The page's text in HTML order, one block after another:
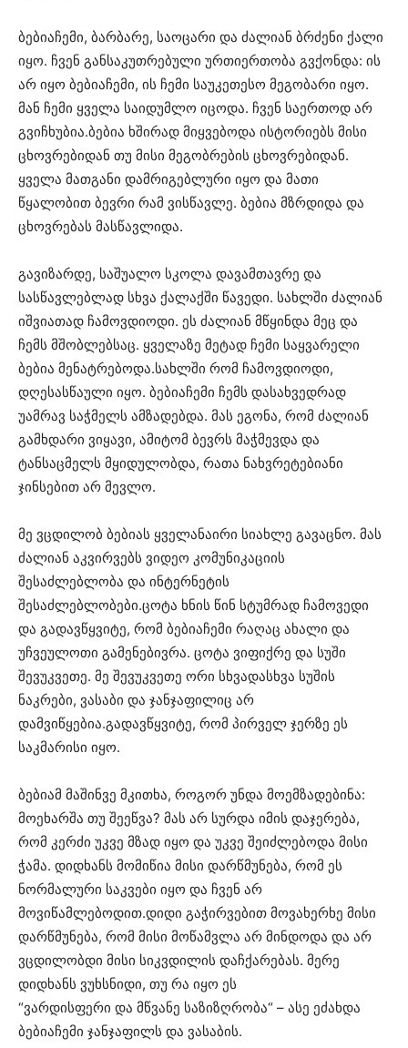
ბებიაჩემი, ბარბარე, საოცარი და ძალიან ბრძენი ქალი
იყო. ჩვენ განსაკუთრებული ურთიერთობა გვქონდა: ის
არ იყო ბებიაჩემი, ის ჩემი საუკეთესო მეგობარი იყო.
მან ჩემი ყველა საიდუმლო იცოდა. ჩვენ საერთოდ არ
გვიჩხუბია.ბებია ხშირად მიყვებოდა ისტორიებს მისი
ცხოვრებიდან თუ მისი მეგობრების ცხოვრებიდან.
ყველა მათგანი დამრიგებლური იყო და მათი
წყალობით ბევრი რამ ვისწავლე. ბებია მზრდიდა და
ცხოვრებას მასწავლიდა.
გავიზარდე, საშუალო სკოლა დავამთავრე და
სასწავლებლად სხვა ქალაქში წავედი. სახლში ძალიან
იშვიათად ჩამოვდიოდი. ეს ძალიან მწყინდა მეც და
ჩემს მშობლებსაც. ყველაზე მეტად ჩემი საყვარელი
ბებია მენატრებოდა.სახლში რომ ჩამოვდიოდი,
დღესასწაული იყო. ბებიაჩემი ჩემს დასახვედრად
უამრავ საჭმელს ამზადებდა. მას ეგონა, რომ ძალიან
გამხდარი ვიყავი, ამიტომ ბევრს მაჭმევდა და
ტანსაცმელს მყიდულობდა, რათა ნახვრეტებიანი
ჯინსებით არ მევლო.
მე ვცდილობ ბებიას ყველანაირი სიახლე გავაცნო. მას
ძალიან აკვირვებს ვიდეო კომუნიკაციის
შესაძლებლობა და ინტერნეტის
შესაძლებლობები.ცოტა ხნის წინ სტუმრად ჩამოვედი
და გადავწყვიტე, რომ ბებიაჩემი რაღაც ახალი და
უჩვეულოთი გამენებივრა. ცოტა ვიფიქრე და სუში
შევუკვეთე. მე შევუკვეთე ორი სხვადასხვა სუშის
ნაკრები, ვასაბი და ჯანჯაფილიც არ
დამვიწყებია.გადავწყვიტე, რომ პირველ ჯერზე ეს
საკმარისი იყო.
ბებიამ მაშინვე მკითხა, როგორ უნდა მოემზადებინა:
მოეხარშა თუ შეეწვა? მას არ სურდა იმის დაჯერება,
რომ კერძი უკვე მზად იყო და უკვე შეიძლებოდა მისი
ჭამა. დიდხანს მომიწია მისი დარწმუნება, რომ ეს
ნორმალური საკვები იყო და ჩვენ არ
მოვიწამლებოდით.დიდი გაჭირვებით მოვახერხე მისი
დარწმუნება, რომ მისი მოწამვლა არ მინდოდა და არ
ვცდილობდი მისი სიკვდილის დაჩქარებას. მერე
დიდხანს ვუხსნიდი, თუ რა იყო ეს
“ვარდისფერი და მწვანე საზიზღრობა“ – ასე ეძახდა
ბებიაჩემი ჯანჯაფილს და ვასაბის.